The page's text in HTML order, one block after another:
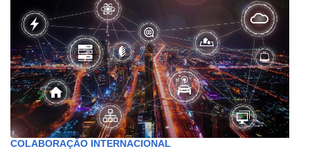
COLABORAÇÃO INTERNACIONAL